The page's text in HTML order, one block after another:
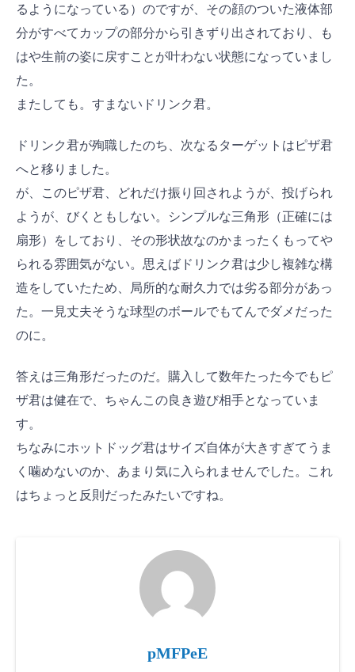
るようになっている）のですが、その顔のついた液体部
分がすべてカップの部分から引きずり出されており、も
はや生前の姿に戻すことが叶わない状態になっていまし
た。
またしても。すまないドリンク君。
ドリンク君が殉職したのち、次なるターゲットはピザ君
へと移りました。
が、このピザ君、どれだけ振り回されようが、投げられ
ようが、びくともしない。シンプルな三角形（正確には
扇形）をしており、その形状故なのかまったくもってや
られる雰囲気がない。思えばドリンク君は少し複雑な構
造をしていたため、局所的な耐久力では劣る部分があっ
た。一見丈夫そうな球型のボールでもてんでダメだった
のに。
答えは三角形だったのだ。購入して数年たった今でもピ
ザ君は健在で、ちゃんこの良き遊び相手となっていま
す。
ちなみにホットドッグ君はサイズ自体が大きすぎてうま
く噛めないのか、あまり気に入られませんでした。これ
はちょっと反則だったみたいですね。
pMFPeE